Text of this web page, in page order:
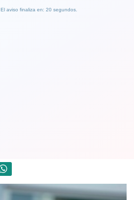
El aviso finaliza en: 19 segundos.